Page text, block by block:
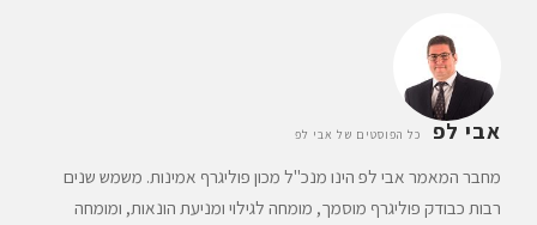
אבי לפ כל הפוסטים של אבי לפ
מחבר המאמר אבי לפ הינו מנכ"ל מכון פוליגרף אמינות. משמש שנים
רבות כבודק פוליגרף מוסמך, מומחה לגילוי ומניעת הונאות, ומומחה